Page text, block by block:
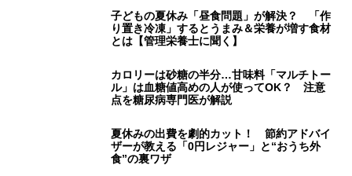
とは【管理栄養士に聞く】
カロリーは砂糖の半分…甘味料「マルチトー
点を糖尿病専門医が解説
夏休みの出費を劇的カット！ 節約アドバイ
食”の裏ワザ